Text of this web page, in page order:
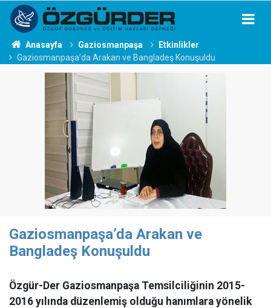
Anasayfa Gaziosmanpaşa
Etkinlikler
Gaziosmanpaşa’da Arakan ve Bangladeş Konuşuldu
Gaziosmanpaşa’da Arakan ve
Bangladeş Konuşuldu
Özgür-Der Gaziosmanpaşa Temsilciliğinin 2015-
2016 yılında düzenlemiş olduğu hanımlara yönelik